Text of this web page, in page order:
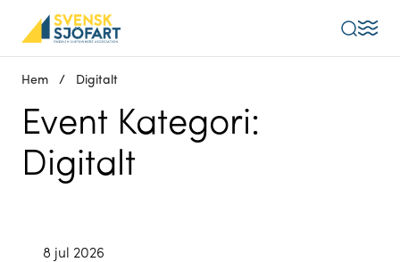
Sök
Hem / Digitalt
Event Kategori:
Digitalt
8 jul 2026